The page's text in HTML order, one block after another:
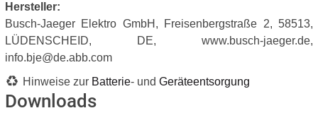
Hersteller:
Busch-Jaeger Elektro GmbH, Freisenbergstraße 2, 58513,
LÜDENSCHEID, DE, www.busch-jaeger.de,
info.bje@de.abb.com
Hinweise zur Batterie- und Geräteentsorgung
Downloads